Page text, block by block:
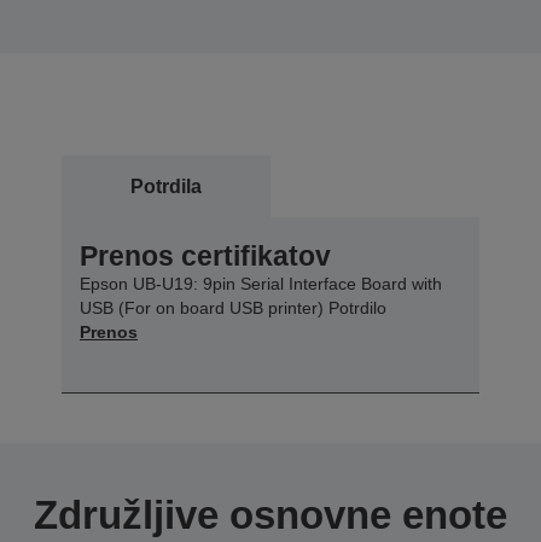
Potrdila
Prenos certifikatov
Epson UB-U19: 9pin Serial Interface Board with
USB (For on board USB printer) Potrdilo
Prenos
Združljive osnovne enote